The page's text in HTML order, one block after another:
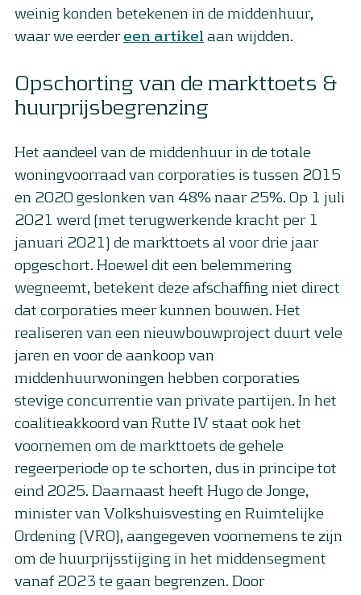
weinig konden betekenen in de middenhuur,
waar we eerdereen artikel aan wijdden.
Opschorting van de markttoets &
huurprijsbegrenzing
Het aandeel van de middenhuur in de totale
woningvoorraad van corporaties is tussen 2015
en 2020 geslonken van 48% naar 25%. Op 1 juli
2021 werd (met terugwerkende kracht per 1
januari 2021) de markttoets al voor drie jaar
opgeschort. Hoewel dit een belemmering
wegneemt, betekent deze afschaffing niet direct
dat corporaties meer kunnen bouwen. Het
realiseren van een nieuwbouwproject duurt vele
jaren en voor de aankoop van
middenhuurwoningen hebben corporaties
stevige concurrentie van private partijen. In het
coalitieakkoord van Rutte IV staat ook het
voornemen om de markttoets de gehele
regeerperiode op te schorten, dus in principe tot
eind 2025. Daarnaast heeft Hugo de Jonge,
minister van Volkshuisvesting en Ruimtelijke
Ordening (VRO), aangegeven voornemens te zijn
om de huurprijsstijging in het middensegment
vanaf 2023 te gaan begrenzen. Door